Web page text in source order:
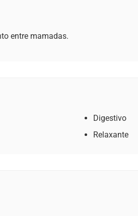
entre mamadas.
Digestivo
Relaxante